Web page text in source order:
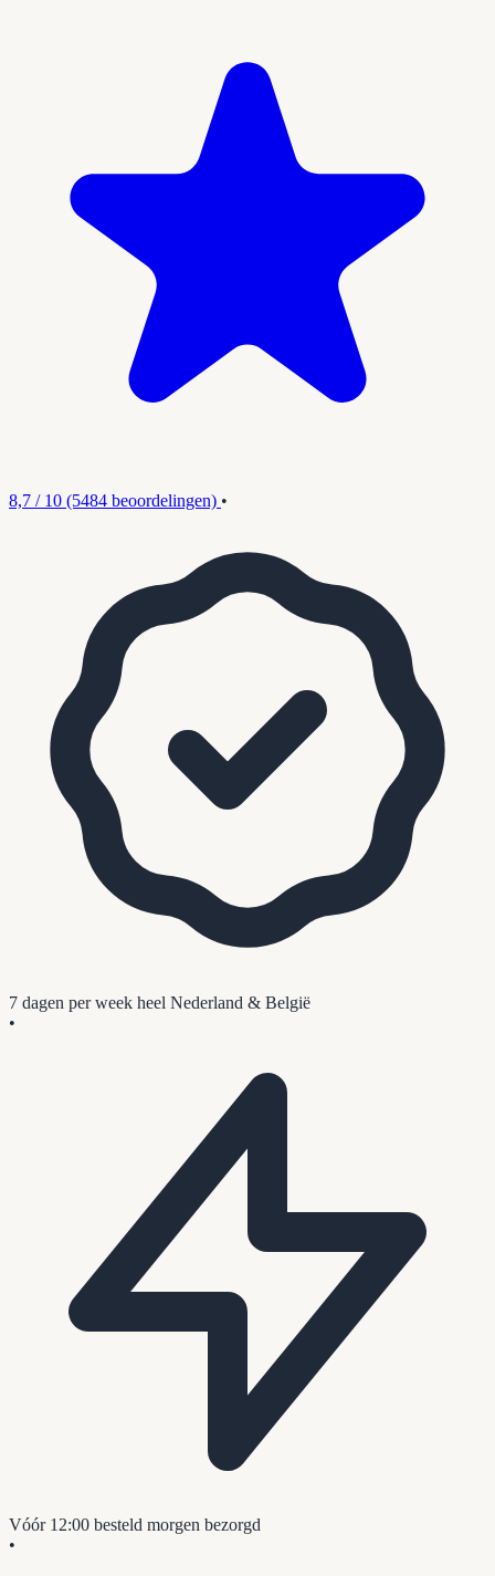
8,7 / 10 (5484 beoordelingen) •
7 dagen per week heel Nederland & België
•
Vóór 12:00 besteld morgen bezorgd
•